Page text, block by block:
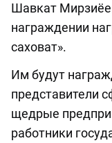
Шавкат
награждении
саховат».
Им будут
представители
щедрые
работники